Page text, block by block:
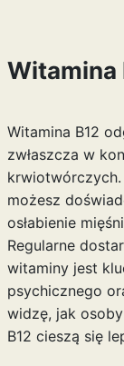
Witamina
Witamina B12
zwłaszcza w
możesz
osłabienie
Regularne
witaminy jest
psychicznego
widzę, jak
B12 cieszą się